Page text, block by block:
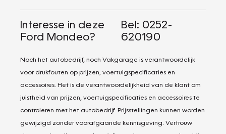
Interesse in deze
Ford Mondeo?
Bel: 0252-
620190
Noch het autobedrijf, noch Vakgarage is verantwoordelijk
voor drukfouten op prijzen, voertuigspecificaties en
accessoires. Het is de verantwoordelijkheid van de klant om
juistheid van prijzen, voertuigspecificaties en accessoires te
controleren met het autobedrijf. Prijsstellingen kunnen worden
gewijzigd zonder voorafgaande kennisgeving. Vertrouw